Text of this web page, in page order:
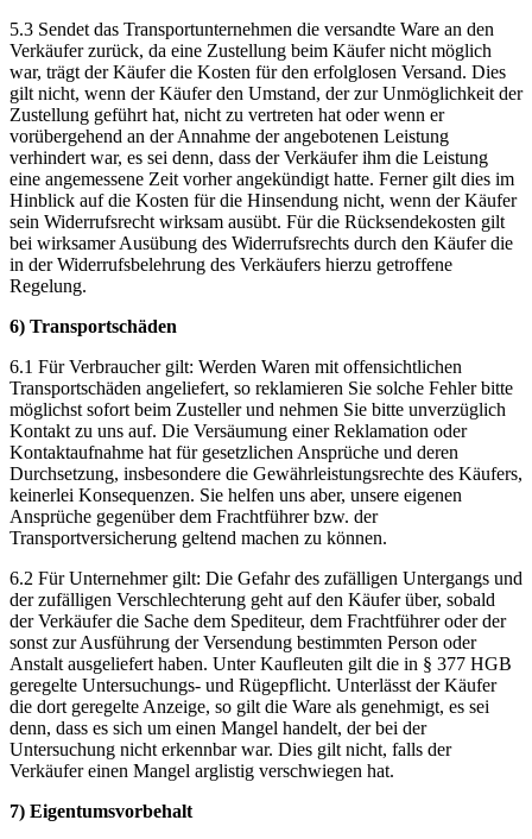
5.3 Sendet das Transportunternehmen die versandte Ware an den
Verkäufer zurück, da eine Zustellung beim Käufer nicht möglich
war, trägt der Käufer die Kosten für den erfolglosen Versand. Dies
gilt nicht, wenn der Käufer den Umstand, der zur Unmöglichkeit der
Zustellung geführt hat, nicht zu vertreten hat oder wenn er
vorübergehend an der Annahme der angebotenen Leistung
verhindert war, es sei denn, dass der Verkäufer ihm die Leistung
eine angemessene Zeit vorher angekündigt hatte. Ferner gilt dies im
Hinblick auf die Kosten für die Hinsendung nicht, wenn der Käufer
sein Widerrufsrecht wirksam ausübt. Für die Rücksendekosten gilt
bei wirksamer Ausübung des Widerrufsrechts durch den Käufer die
in der Widerrufsbelehrung des Verkäufers hierzu getroffene
Regelung.
6) Transportschäden
6.1 Für Verbraucher gilt: Werden Waren mit offensichtlichen
Transportschäden angeliefert, so reklamieren Sie solche Fehler bitte
möglichst sofort beim Zusteller und nehmen Sie bitte unverzüglich
Kontakt zu uns auf. Die Versäumung einer Reklamation oder
Kontaktaufnahme hat für gesetzlichen Ansprüche und deren
Durchsetzung, insbesondere die Gewährleistungsrechte des Käufers,
keinerlei Konsequenzen. Sie helfen uns aber, unsere eigenen
Ansprüche gegenüber dem Frachtführer bzw. der
Transportversicherung geltend machen zu können.
6.2 Für Unternehmer gilt: Die Gefahr des zufälligen Untergangs und
der zufälligen Verschlechterung geht auf den Käufer über, sobald
der Verkäufer die Sache dem Spediteur, dem Frachtführer oder der
sonst zur Ausführung der Versendung bestimmten Person oder
Anstalt ausgeliefert haben. Unter Kaufleuten gilt die in § 377 HGB
geregelte Untersuchungs- und Rügepflicht. Unterlässt der Käufer
die dort geregelte Anzeige, so gilt die Ware als genehmigt, es sei
denn, dass es sich um einen Mangel handelt, der bei der
Untersuchung nicht erkennbar war. Dies gilt nicht, falls der
Verkäufer einen Mangel arglistig verschwiegen hat.
7) Eigentumsvorbehalt